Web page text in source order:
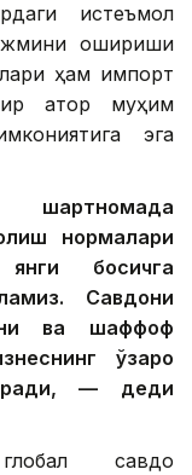
истеъмол
ошириши
ҳам импорт
қатор муҳим
эга
нормалари
босқичга
Савдони
ва шаффоф
ўзаро
— деди
савдо